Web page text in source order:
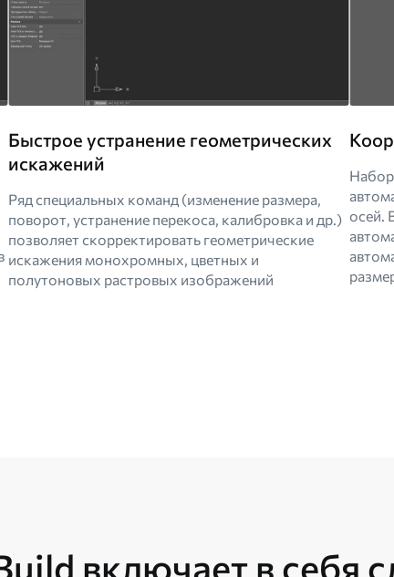
Быстрое устранение геометрических
искажений
Ряд специальных команд (изменение размера,
поворот, устранение перекоса, калибровка и др.)
позволяет скорректировать геометрические
искажения монохромных, цветных и
полутоновых растровых изображений
осей.
включает в себя